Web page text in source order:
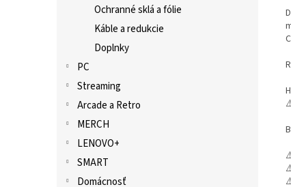
Ochranné sklá a fólie
Káble a redukcie
Doplnky
PC
Streaming
Arcade a Retro
MERCH
LENOVO+
SMART
Domácnosť